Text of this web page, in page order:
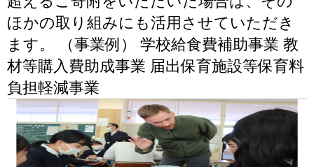
ほかの取り組みにも活用させていただき
ます。 （事業例） 学校給食費補助事業 教
材等購入費助成事業 届出保育施設等保育料
負担軽減事業